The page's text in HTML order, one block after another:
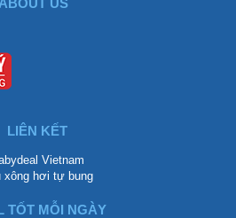
LIÊN KẾT
Vietnam
xông hơi tự bung
TỐT MỖI NGÀY